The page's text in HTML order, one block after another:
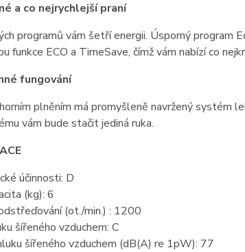
a co nejrychlejší praní
programů vám šetří energii. Úsporný program
funkce ECO a TimeSave, čímž vám nabízí co
fungování
plněním má promyšleně navržený systém
vám bude stačit jediná ruka.
účinnosti: D
(kg): 6
(ot./min.) : 1200
šířeného vzduchem: C
šířeného vzduchem (dB(A) re 1pW): 77